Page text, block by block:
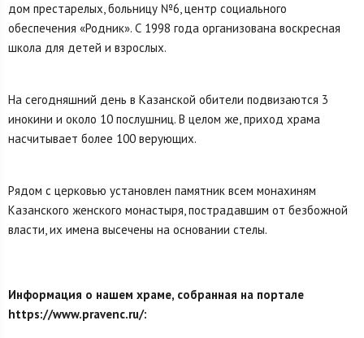
дом престарелых, больницу №6, центр социального
обеспечения «Родник». С 1998 года организована воскресная
школа для детей и взрослых.
На сегодняшний день в Казанской обители подвизаются 3
инокини и около 10 послушниц. В целом же, приход храма
насчитывает более 100 верующих.
Рядом с церковью установлен памятник всем монахиням
Казанского женского монастыря, пострадавшим от безбожной
власти, их имена высечены на основании стелы.
Информация о нашем храме, собранная на портале
https://www.pravenc.ru/: